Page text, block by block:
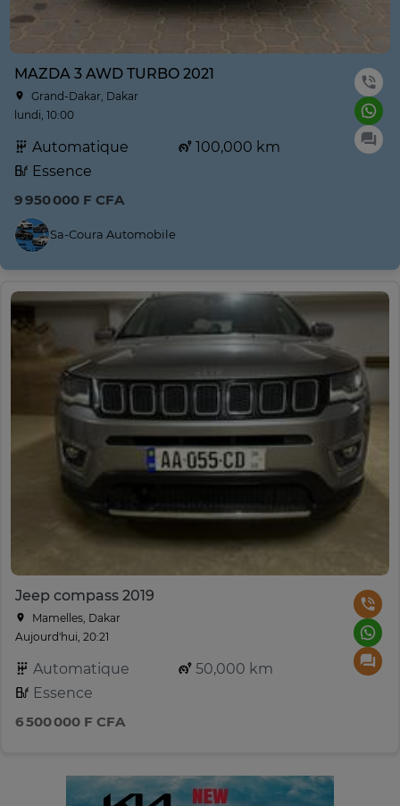
MAZDA 3 AWD TURBO 2021
Grand-Dakar, Dakar
lundi, 10:00
Automatique
100,000 km
Essence
9 950 000 F CFA
Sa-Coura Automobile
Jeep compass 2019
Mamelles, Dakar
Aujourd'hui, 20:21
Automatique
50,000 km
Essence
6 500 000 F CFA